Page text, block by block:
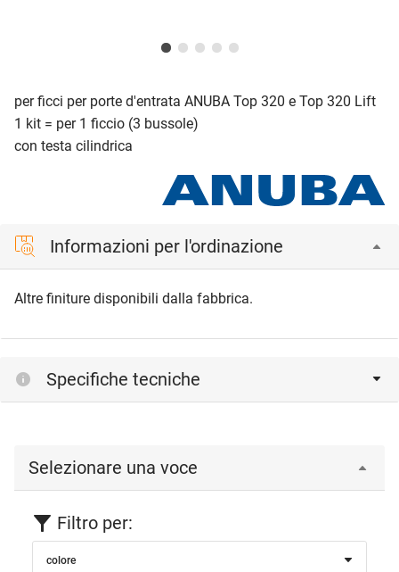
per ficci per porte d'entrata ANUBA Top 320 e Top 320 Lift
1 kit = per 1 ficcio (3 bussole)
con testa cilindrica
Informazioni per l'ordinazione
Altre finiture disponibili dalla fabbrica.
Specifiche tecniche
Selezionare una voce
Filtro per:
colore